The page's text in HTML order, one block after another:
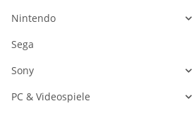
Nintendo
Sega
Sony
PC & Videospiele